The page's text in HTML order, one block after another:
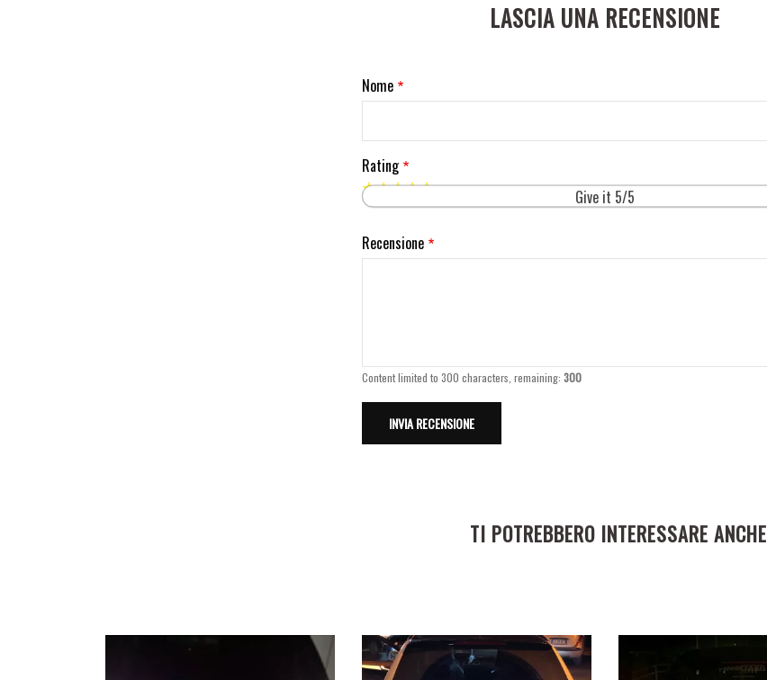
LASCIA UNA RECENSIONE
Nome
Rating
Give it 5/5
Recensione
Content limited to 300 characters, remaining: 300
TI POTREBBERO INTERESSARE ANCHE